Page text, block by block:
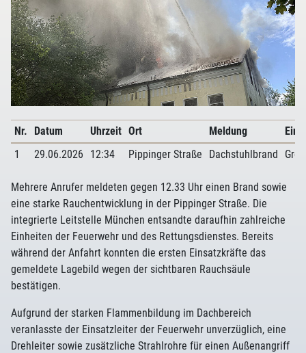
Nr. Datum Uhrzeit Ort Meldung
1
29.06.2026 12:34 Pippinger Straße Dachstuhlbrand
Mehrere Anrufer meldeten gegen 12.33 Uhr einen Brand sowie
eine starke Rauchentwicklung in der Pippinger Straße. Die
integrierte Leitstelle München entsandte daraufhin zahlreiche
Einheiten der Feuerwehr und des Rettungsdienstes. Bereits
während der Anfahrt konnten die ersten Einsatzkräfte das
gemeldete Lagebild wegen der sichtbaren Rauchsäule
bestätigen.
Aufgrund der starken Flammenbildung im Dachbereich
veranlasste der Einsatzleiter der Feuerwehr unverzüglich, eine
Drehleiter sowie zusätzliche Strahlrohre für einen Außenangriff